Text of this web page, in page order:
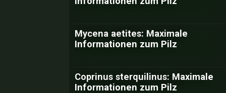
Mycena aetites: Maximale
Informationen zum Pilz
Coprinus sterquilinus: Maximale
Informationen zum Pilz